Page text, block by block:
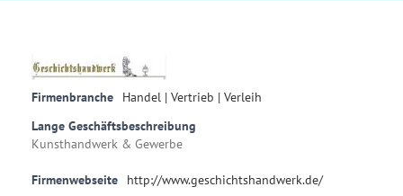
Firmenbranche
Handel | Vertrieb | Verleih
Lange Geschäftsbeschreibung
Kunsthandwerk & Gewerbe
Firmenwebseite
http://www.geschichtshandwerk.de/